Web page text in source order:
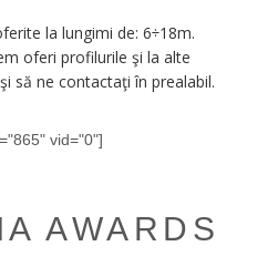
la lungimi de: 6÷18m.
oferi profilurile şi la alte
să ne contactaţi în prealabil.
vid="0"]
AWARDS